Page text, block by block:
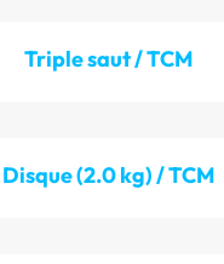
Triple saut / TCM
Disque (2.0 kg) / TCM